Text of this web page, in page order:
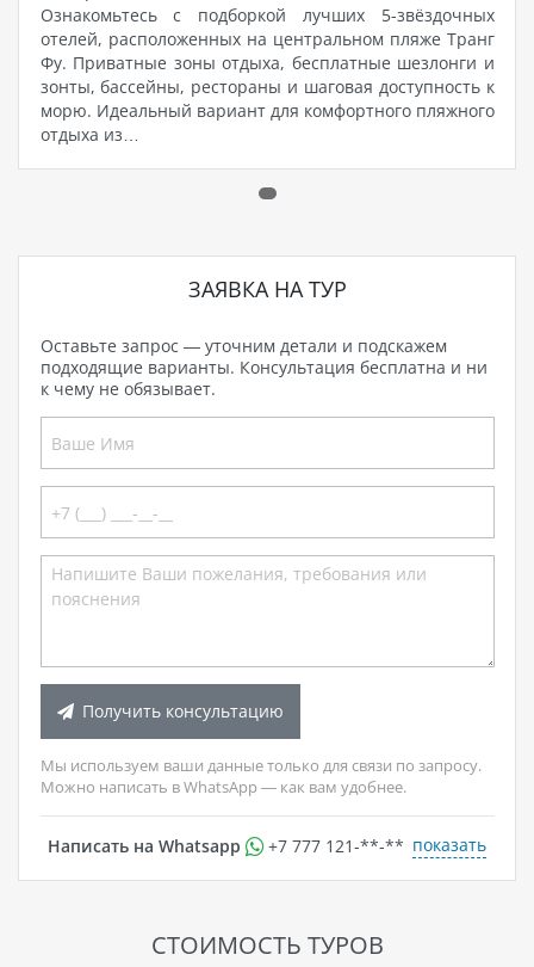
Ознакомьтесь с подборкой лучших 5-звёздочных
отелей, расположенных на центральном пляже Транг
Фу. Приватные зоны отдыха, бесплатные шезлонги и
зонты, бассейны, рестораны и шаговая доступность к
морю. Идеальный вариант для комфортного пляжного
отдыха из…
ЗАЯВКА НА ТУР
Оставьте запрос — уточним детали и подскажем
подходящие варианты. Консультация бесплатна и ни
к чему не обязывает.
Получить консультацию
Мы используем ваши данные только для связи по запросу.
Можно написать в WhatsApp — как вам удобнее.
Написать на Whatsapp +7 777 121-**-** показать
СТОИМОСТЬ ТУРОВ